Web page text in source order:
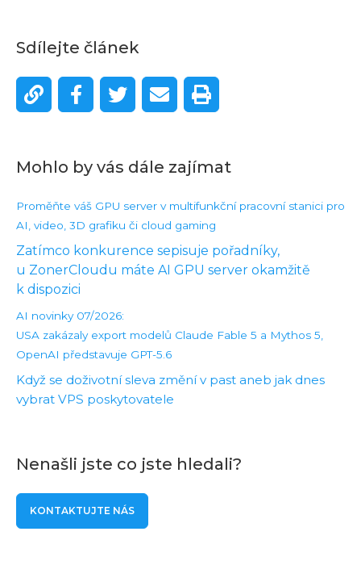
Sdílejte článek
Mohlo by vás dále zajímat
Proměňte váš GPU server v multifunkční pracovní stanici pro
AI, video, 3D grafiku či cloud gaming
Zatímco konkurence sepisuje pořadníky,
u ZonerCloudu máte AI GPU server okamžitě
k dispozici
AI novinky 07/2026:
USA zakázaly export modelů Claude Fable 5 a Mythos 5,
OpenAI představuje GPT-5.6
Když se doživotní sleva změní v past aneb jak dnes
vybrat VPS poskytovatele
Nenašli jste co jste hledali?
KONTAKTUJTE NÁS